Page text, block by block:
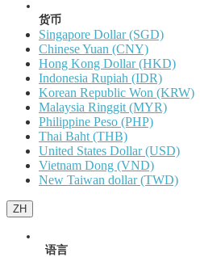
货币
Singapore Dollar (SGD)
Chinese Yuan (CNY)
Hong Kong Dollar (HKD)
Indonesia Rupiah (IDR)
Korean Republic Won (KRW)
Malaysia Ringgit (MYR)
Philippine Peso (PHP)
Thai Baht (THB)
United States Dollar (USD)
Vietnam Dong (VND)
New Taiwan dollar (TWD)
ZH
语言